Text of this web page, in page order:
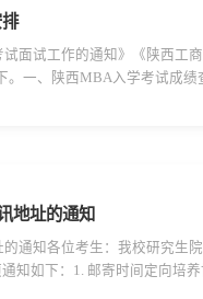
面试工作的通知》《陕西工
一、陕西MBA入学考试成
地址的通知
通知各位考生：我校研究生
知如下：1. 邮寄时间定向培